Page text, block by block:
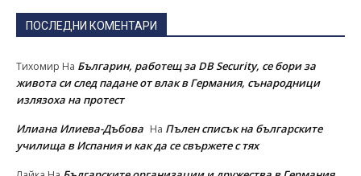
ПОСЛЕДНИ КОМЕНТАРИ
Тихомир На Българин, работещ за DB Security, се бори за
живота си след падане от влак в Германия, сънародници
излязоха на протест
Илиана Илиева-Дъбова На Пълен списък на българските
училища в Испания и как да се свържете с тях